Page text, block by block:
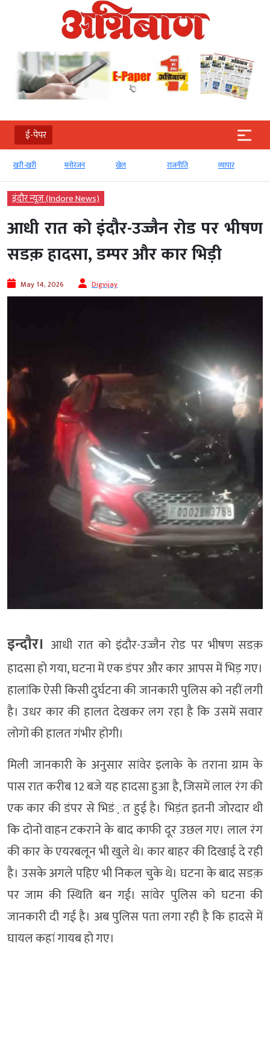
ई-पेपर
खरी-खरी मनोरंजन खेल राजनीति व्‍यापार
इंदौर न्यूज़ (Indore News)
आधी रात को इंदौर-उज्जैन रोड पर भीषण
सडक़ हादसा, डम्पर और कार भिड़ी
May 14, 2026 Digvijay
इन्दौर। आधी रात को इंदौर-उज्जैन रोड पर भीषण सडक़
हादसा हो गया, घटना में एक डंपर और कार आपस में भिड़ गए।
हालांकि ऐसी किसी दुर्घटना की जानकारी पुलिस को नहीं लगी
है। उधर कार की हालत देखकर लग रहा है कि उसमें सवार
लोगों की हालत गंभीर होगी।
मिली जानकारी के अनुसार सांवेर इलाके के तराना ग्राम के
पास रात करीब 12 बजे यह हादसा हुआ है, जिसमें लाल रंग की
एक कार की डंपर से भिडं़त हुई है। भिड़ंत इतनी जोरदार थी
कि दोनों वाहन टकराने के बाद काफी दूर उछल गए। लाल रंग
की कार के एयरबलून भी खुले थे। कार बाहर की दिखाई दे रही
है। उसके अगले पहिए भी निकल चुके थे। घटना के बाद सडक़
पर जाम की स्थिति बन गई। सांवेर पुलिस को घटना की
जानकारी दी गई है। अब पुलिस पता लगा रही है कि हादसे में
घायल कहां गायब हो गए।